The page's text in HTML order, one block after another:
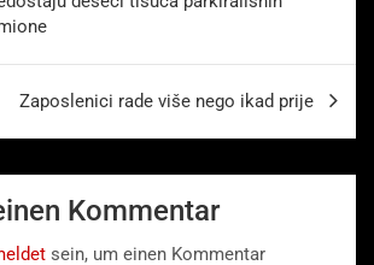
Zaposlenici rade više nego ikad prije
Kommentar
sein, um einen Kommentar